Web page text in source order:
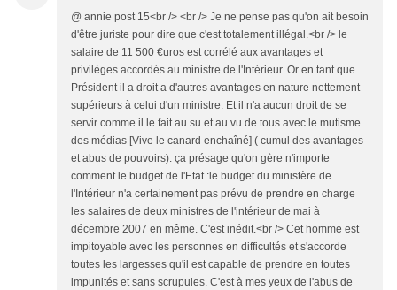
@ annie post 15<br /> <br /> Je ne pense pas qu'on ait besoin
d'être juriste pour dire que c'est totalement illégal.<br /> le
salaire de 11 500 €uros est corrélé aux avantages et
privilèges accordés au ministre de l'Intérieur. Or en tant que
Président il a droit a d'autres avantages en nature nettement
supérieurs à celui d'un ministre. Et il n'a aucun droit de se
servir comme il le fait au su et au vu de tous avec le mutisme
des médias [Vive le canard enchaîné] ( cumul des avantages
et abus de pouvoirs). ça présage qu'on gère n'importe
comment le budget de l'Etat :le budget du ministère de
l'Intérieur n'a certainement pas prévu de prendre en charge
les salaires de deux ministres de l'intérieur de mai à
décembre 2007 en même. C'est inédit.<br /> Cet homme est
impitoyable avec les personnes en difficultés et s'accorde
toutes les largesses qu'il est capable de prendre en toutes
impunités et sans scrupules. C'est à mes yeux de l'abus de